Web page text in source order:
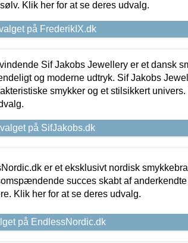
Klik her for at se deres udvalg.
på FrederikIX.dk
Sif Jakobs Jewellery er et dansk
og moderne udtryk. Sif Jakobs
smykker og et stilsikkert
på SifJakobs.dk
er et eksklusivt nordisk
succes skabt af
Klik her for at se deres udvalg.
på EndlessNordic.dk